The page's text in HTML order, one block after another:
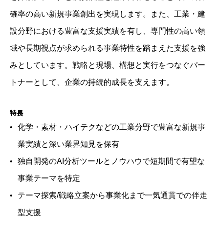
確率の高い新規事業創出を実現します。また、工業・建
設分野における豊富な支援実績を有し、専門性の高い領
域や長期視点が求められる事業特性を踏まえた支援を強
みとしています。戦略と現場、構想と実行をつなぐパー
トナーとして、企業の持続的成長を支えます。
特長
化学・素材・ハイテクなどの工業分野で豊富な新規事
業実績と深い業界知見を保有
独自開発のAI分析ツールとノウハウで短期間で有望な
事業テーマを特定
テーマ探索/戦略立案から事業化まで一気通貫での伴走
型支援